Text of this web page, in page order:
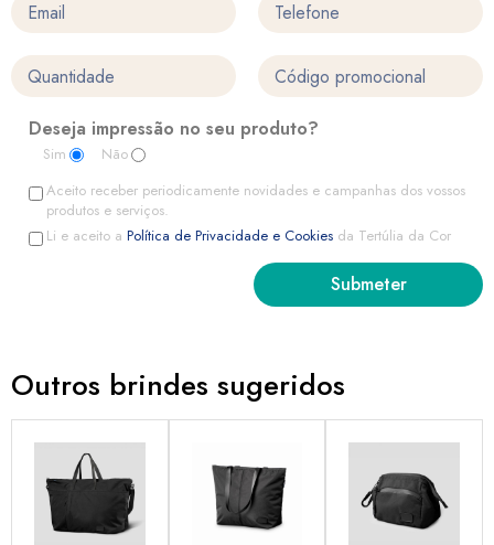
Deseja impressão no seu produto?
Sim
Não
Aceito receber periodicamente novidades e campanhas dos vossos
produtos e serviços.
Li e aceito a Política de Privacidade e Cookies da Tertúlia da Cor
Outros brindes sugeridos